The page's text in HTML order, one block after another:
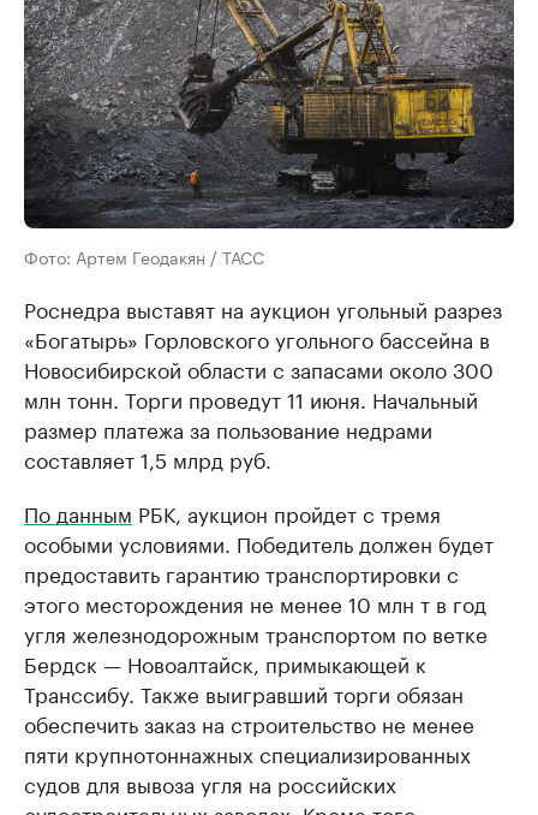
Фото: Артем Геодакян / ТАСС
Роснедра выставят на аукцион угольный разрез
«Богатырь» Горловского угольного бассейна в
Новосибирской области с запасами около 300
млн тонн. Торги проведут 11 июня. Начальный
размер платежа за пользование недрами
составляет 1,5 млрд руб.
По данным РБК, аукцион пройдет с тремя
особыми условиями. Победитель должен будет
предоставить гарантию транспортировки с
этого месторождения не менее 10 млн т в год
угля железнодорожным транспортом по ветке
Бердск — Новоалтайск, примыкающей к
Транссибу. Также выигравший торги обязан
обеспечить заказ на строительство не менее
пяти крупнотоннажных специализированных
судов для вывоза угля на российских